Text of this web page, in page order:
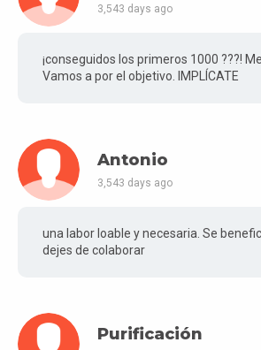
3,543 days ago
¡conseguidos los primeros 1000 ???!
Vamos a por el objetivo. IMPLÍCATE
Antonio
3,543 days ago
una labor loable y necesaria. Se
dejes de colaborar
Purificación